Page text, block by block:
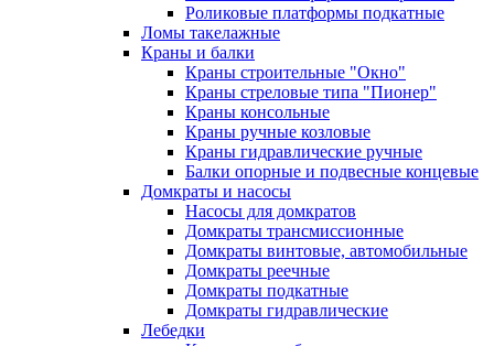
Роликовые платформы подкатные
Ломы такелажные
Краны и балки
Краны строительные "Окно"
Краны стреловые типа "Пионер"
Краны консольные
Краны ручные козловые
Краны гидравлические ручные
Балки опорные и подвесные концевые
Домкраты и насосы
Насосы для домкратов
Домкраты трансмиссионные
Домкраты винтовые, автомобильные
Домкраты реечные
Домкраты подкатные
Домкраты гидравлические
Лебедки